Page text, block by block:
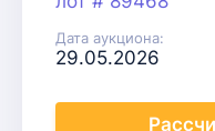
Дата аукциона:
29.05.2026